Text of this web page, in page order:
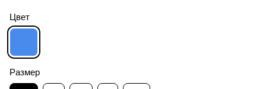
Цвет
Размер